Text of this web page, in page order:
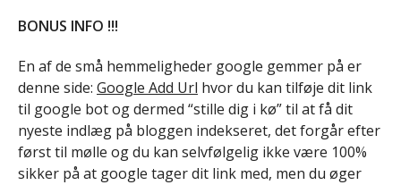
BONUS INFO !!!
En af de små hemmeligheder google gemmer på er
denne side: Google Add Url hvor du kan tilføje dit link
til google bot og dermed “stille dig i kø” til at få dit
nyeste indlæg på bloggen indekseret, det forgår efter
først til mølle og du kan selvfølgelig ikke være 100%
sikker på at google tager dit link med, men du øger